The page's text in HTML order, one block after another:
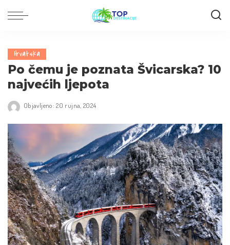
Hrvatska
Po čemu je poznata Švicarska? 10
najvećih ljepota
Objavljeno: 20 rujna, 2024